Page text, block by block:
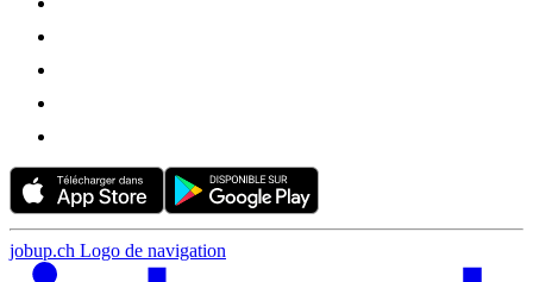
jobup.ch Logo de navigation